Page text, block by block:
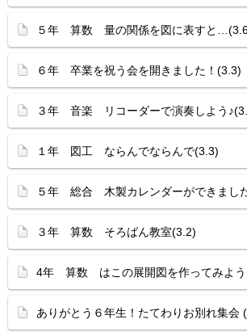
５年 算数 量の関係を図に表すと
６年 卒業を祝う会を開きました！(3.3)
３年 音楽 リコーダーで演奏しよう
１年 図工 ならんでならんで(3.3)
５年 総合 木製カレンダーができまし
３年 算数 そろばん教室(3.2)
4年 算数 はこの展開図を作ってみよう
ありがとう６年生！たてわりお別れ集会